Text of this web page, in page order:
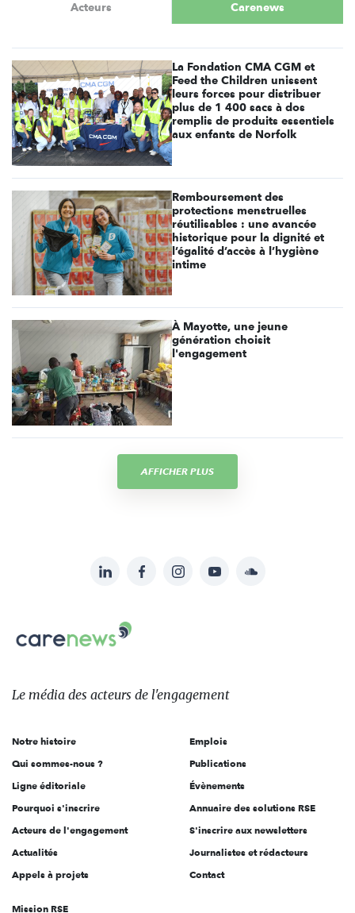
Acteurs Carenews
La Fondation CMA CGM et
Feed the Children unissent
leurs forces pour distribuer
plus de 1 400 sacs à dos
remplis de produits essentiels
aux enfants de Norfolk
Remboursement des
protections menstruelles
réutilisables : une avancée
historique pour la dignité et
l’égalité d’accès à l’hygiène
intime
À Mayotte, une jeune
génération choisit
l'engagement
AFFICHER PLUS
sur:
LinkedInFacebookInstagramYouTubeSoundcloud
Carenews,
Le
des
l'engagement
Le média des acteurs de l'engagement
Notre histoire
Qui sommes-nous ?
Ligne éditoriale
Pourquoi s'inscrire
Acteurs de l'engagement
Actualités
Appels à projets
Emplois
Publications
Évènements
Annuaire des solutions RSE
S'inscrire aux newsletters
Journalistes et rédacteurs
Contact
Mission RSE